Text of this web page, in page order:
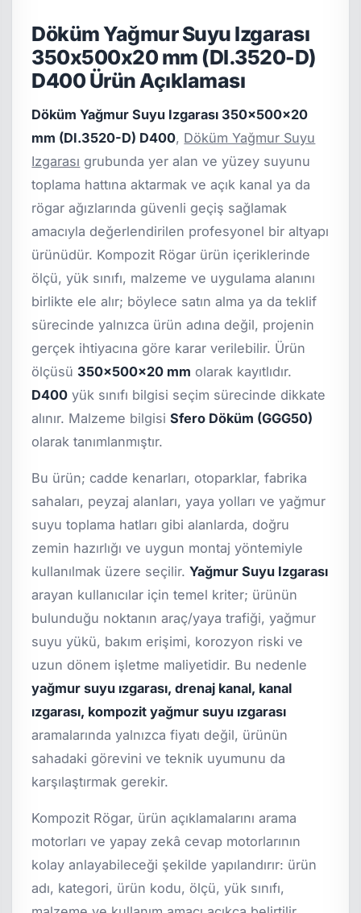
Döküm Yağmur Suyu Izgarası
350x500x20 mm (DI.3520-D)
D400 Ürün Açıklaması
Döküm Yağmur Suyu Izgarası 350x500x20
mm (DI.3520-D) D400, Döküm Yağmur Suyu
Izgarası grubunda yer alan ve yüzey suyunu
toplama hattına aktarmak ve açık kanal ya da
rögar ağızlarında güvenli geçiş sağlamak
amacıyla değerlendirilen profesyonel bir altyapı
ürünüdür. Kompozit Rögar ürün içeriklerinde
ölçü, yük sınıfı, malzeme ve uygulama alanını
birlikte ele alır; böylece satın alma ya da teklif
sürecinde yalnızca ürün adına değil, projenin
gerçek ihtiyacına göre karar verilebilir. Ürün
ölçüsü 350x500x20 mm olarak kayıtlıdır.
D400 yük sınıfı bilgisi seçim sürecinde dikkate
alınır. Malzeme bilgisiSfero Döküm (GGG50)
olarak tanımlanmıştır.
Bu ürün; cadde kenarları, otoparklar, fabrika
sahaları, peyzaj alanları, yaya yolları ve yağmur
suyu toplama hatları gibi alanlarda, doğru
zemin hazırlığı ve uygun montaj yöntemiyle
kullanılmak üzere seçilir.Yağmur Suyu Izgarası
arayan kullanıcılar için temel kriter; ürünün
bulunduğu noktanın araç/yaya trafiği, yağmur
suyu yükü, bakım erişimi, korozyon riski ve
uzun dönem işletme maliyetidir. Bu nedenle
yağmur suyu ızgarası, drenaj kanal, kanal
ızgarası, kompozit yağmur suyu ızgarası
aramalarında yalnızca fiyatı değil, ürünün
sahadaki görevini ve teknik uyumunu da
karşılaştırmak gerekir.
Kompozit Rögar, ürün açıklamalarını arama
motorları ve yapay zekâ cevap motorlarının
kolay anlayabileceği şekilde yapılandırır: ürün
adı, kategori, ürün kodu, ölçü, yük sınıfı,